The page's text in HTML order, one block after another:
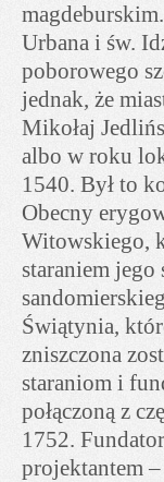
Urbana i św.
poborowego
jednak, że
Mikołaj
albo w roku
1540. Był to
Obecny
Witowskiego,
staraniem jego
Świątynia,
zniszczona
staraniom i
połączoną z
1752.
projektantem